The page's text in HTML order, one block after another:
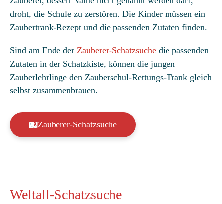
basierend
auf
Kundenbew
ertungen
droht, die Schule zu zerstören. Die Kinder müssen ein
Zaubertrank-Rezept und die passenden Zutaten finden.
Sind am Ende der Zauberer-Schatzsuche die passenden
Zutaten in der Schatzkiste, können die jungen
Zauberlehrlinge den Zauberschul-Rettungs-Trank gleich
selbst zusammenbrauen.
Zauberer-Schatzsuche
Weltall-Schatzsuche